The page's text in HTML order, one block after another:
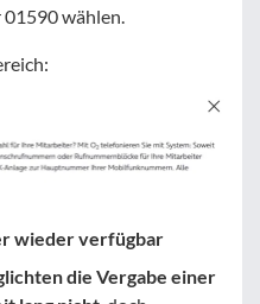
wählen.
wieder verfügbar
die Vergabe einer